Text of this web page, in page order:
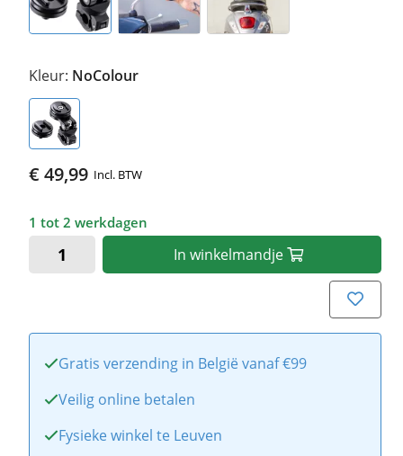
Kleur: NoColour
€ 49,99 Incl. BTW
1 tot 2 werkdagen
In winkelmandje
Gratis verzending in België vanaf €99
Veilig online betalen
Fysieke winkel te Leuven